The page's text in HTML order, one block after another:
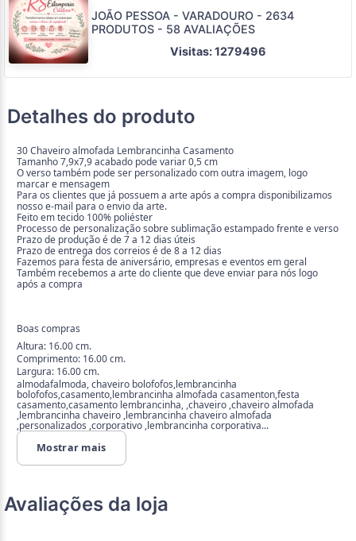
JOÃO PESSOA - VARADOURO - 2634
PRODUTOS - 58 AVALIAÇÕES
Visitas: 1279496
Detalhes do produto
30 Chaveiro almofada Lembrancinha Casamento
Tamanho 7,9x7,9 acabado pode variar 0,5 cm
O verso também pode ser personalizado com outra imagem, logo
marcar e mensagem
Para os clientes que já possuem a arte após a compra disponibilizamos
nosso e-mail para o envio da arte.
Feito em tecido 100% poliéster
Processo de personalização sobre sublimação estampado frente e verso
Prazo de produção é de 7 a 12 dias úteis
Prazo de entrega dos correios é de 8 a 12 dias
Fazemos para festa de aniversário, empresas e eventos em geral
Também recebemos a arte do cliente que deve enviar para nós logo
após a compra
Boas compras
Altura: 16.00 cm.
Comprimento: 16.00 cm.
Largura: 16.00 cm.
almodafalmoda, chaveiro bolofofos,lembrancinha
bolofofos,casamento,lembrancinha almofada casamenton,festa
casamento,casamento lembrancinha, ,chaveiro ,chaveiro almofada
,lembrancinha chaveiro ,lembrancinha chaveiro almofada
,personalizados ,corporativo ,lembrancinha corporativa...
Mostrar mais
Avaliações da loja